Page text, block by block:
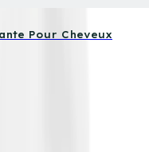
Pour Cheveux